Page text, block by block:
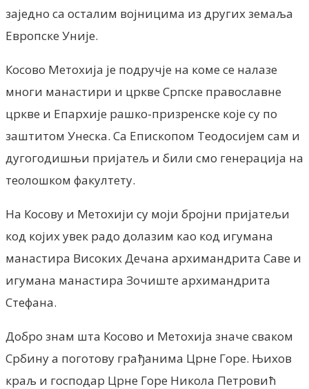
заједно са осталим војницима из других земаља
Европске Уније.
Косово Метохија је подручје на коме се налазе
многи манастири и цркве Српске православне
цркве и Епархије рашко-призренске које су по
заштитом Унеска. Са Епископом Теодосијем сам и
дугогодишњи пријатељ и били смо генерација на
теолошком факултету.
На Косову и Метохији су моји бројни пријатељи
код којих увек радо долазим као код игумана
манастира Високих Дечана архимандрита Саве и
игумана манастира Зочиште архимандрита
Стефана.
Добро знам шта Косово и Метохија значе сваком
Србину а поготову грађанима Црне Горе. Њихов
краљ и господар Црне Горе Никола Петровић